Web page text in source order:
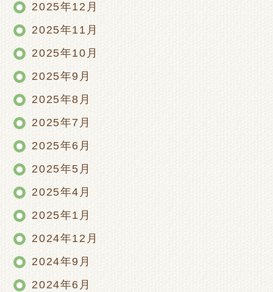
2025年12月
2025年11月
2025年10月
2025年9月
2025年8月
2025年7月
2025年6月
2025年5月
2025年4月
2025年1月
2024年12月
2024年9月
2024年6月